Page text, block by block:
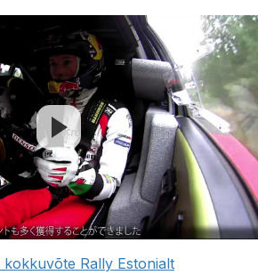
Rally Estonialt